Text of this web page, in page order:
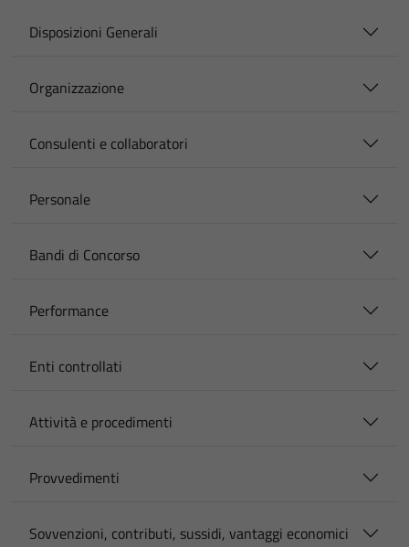
Disposizioni Generali
Organizzazione
Consulenti e collaboratori
Personale
Bandi di Concorso
Performance
Enti controllati
Attività e procedimenti
Provvedimenti
Sovvenzioni, contributi, sussidi, vantaggi economici